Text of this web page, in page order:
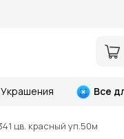
Украшения Все
цв. красный уп.50м